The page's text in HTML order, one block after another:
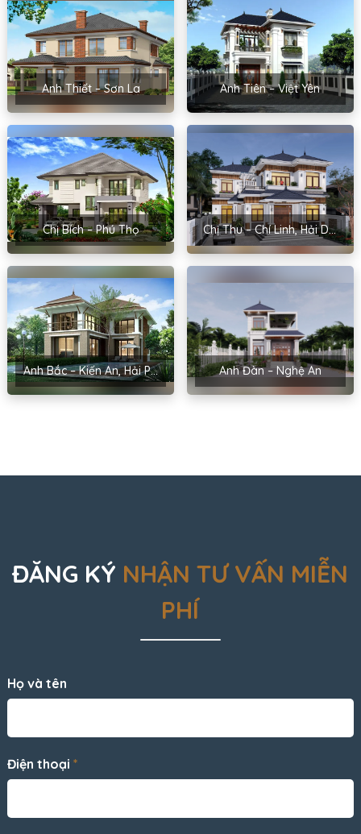
Anh Thiết – Sơn La Anh Tiên – Việt Yên
Chị Bích – Phú Thọ Chị Thu – Chí Linh, Hải Dương
Anh Bắc – Kiến An, Hải Phòng Anh Đàn – Nghệ An
ĐĂNG KÝ NHẬN TƯ VẤN MIỄN
PHÍ
Họ và tên
Điện thoại *